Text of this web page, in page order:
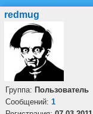
redmug
Группа: Пользователь
Cообщений: 1